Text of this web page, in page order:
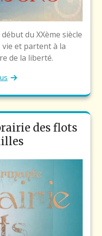
du XXème siècle
et partent à la
de la liberté.
des flots